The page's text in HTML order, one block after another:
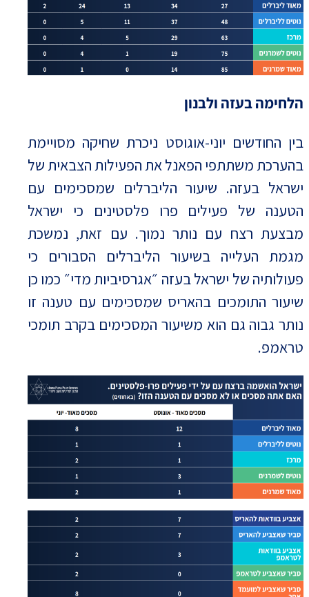
הלחימה בעזה ולבנון
בין החודשים יוני-אוגוסט ניכרת שחיקה מסויימת
בהערכת משתתפי הפאנל את הפעילות הצבאית של
ישראל בעזה. שיעור הליברלים שמסכימים עם
הטענה של פעילים פרו פלסטינים כי ישראל
מבצעת רצח עם נותר נמוך. עם זאת, נמשכת
מגמת העלייה בשיעור הליברלים הסבורים כי
פעולותיה של ישראל בעזה ״אגרסיביות מדי״ כמו כן
שיעור התומכים בהאריס שמסכימים עם טענה זו
נותר גבוה גם הוא משיעור המסכימים בקרב תומכי
טראמפ.